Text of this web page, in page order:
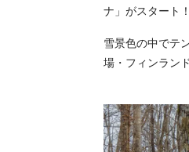
ナ」がスタート！
雪景色の中でテ
場・フィンラン